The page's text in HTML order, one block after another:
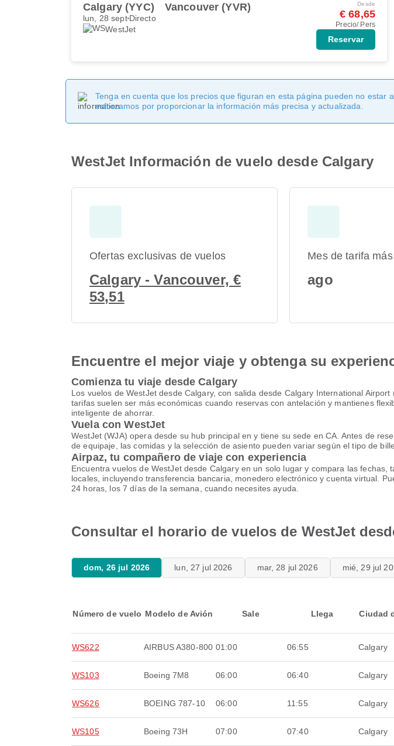
Calgary (YYC) Vancouver (YVR)
lun, 28 septDirecto
WestJet
Desde
€ 68,65
Precio/ Pers
Reservar
Tenga en cuenta que los precios que figuran en esta página pueden no estar
esforzamos por proporcionar la información más precisa y actualizada.
WestJet Información de vuelo desde Calgary
Ofertas exclusivas de vuelos
Calgary - Vancouver, €
53,51
Mes de tarifa
ago
Encuentre el mejor viaje y obtenga su
Comienza tu viaje desde Calgary
Los vuelos de WestJet desde Calgary, con salida desde Calgary International
tarifas suelen ser más económicas cuando reservas con antelación y mantienes
inteligente de ahorrar.
Vuela con WestJet
WestJet (WJA) opera desde su hub principal en y tiene su sede en CA. Antes de
de equipaje, las comidas y la selección de asiento pueden variar según el tipo de
Airpaz, tu compañero de viaje con experiencia
Encuentra vuelos de WestJet desde Calgary en un solo lugar y compara las
locales, incluyendo transferencia bancaria, monedero electrónico y cuenta virtual.
24 horas, los 7 días de la semana, cuando necesites ayuda.
Consultar el horario de vuelos de WestJet
dom, 26 jul 2026 lun, 27 jul 2026 mar, 28 jul 2026 mié, 29 jul
Número de vuelo Modelo de Avión Sale Llega Ciudad
WS622 AIRBUS A380-800 01:00 06:55 Calgary
WS103 Boeing 7M8 06:00 06:40 Calgary
WS626 BOEING 787-10 06:00 11:55 Calgary
WS105 Boeing 73H 07:00 07:40 Calgary